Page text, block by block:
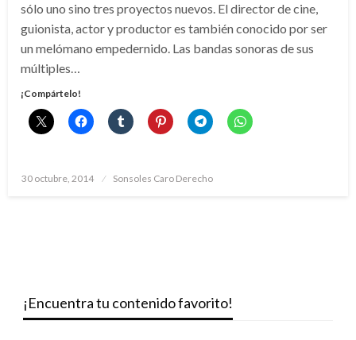
sólo uno sino tres proyectos nuevos. El director de cine,
guionista, actor y productor es también conocido por ser
un melómano empedernido. Las bandas sonoras de sus
múltiples…
¡Compártelo!
Publicado
30 octubre, 2014 Sonsoles Caro Derecho
¡Encuentra tu contenido favorito!